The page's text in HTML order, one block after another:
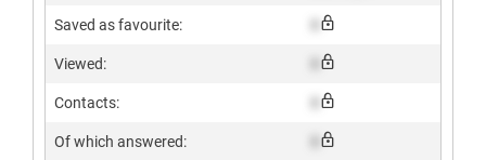
Saved as favourite:
Viewed:
Contacts:
Of which answered: